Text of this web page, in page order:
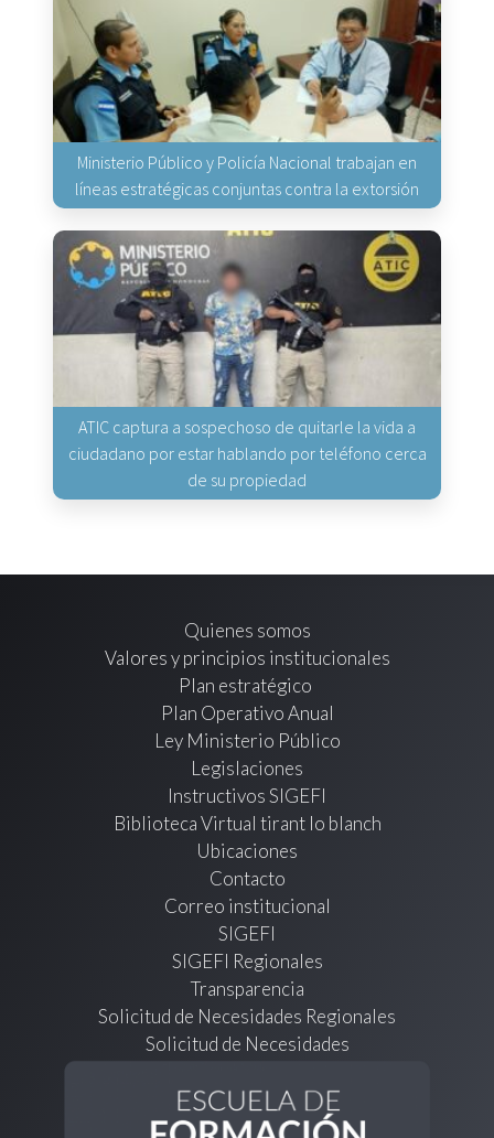
Ministerio Público y Policía Nacional trabajan en
líneas estratégicas conjuntas contra la extorsión
ATIC captura a sospechoso de quitarle la vida a
ciudadano por estar hablando por teléfono cerca
de su propiedad
Quienes somos
Valores y principios institucionales
Plan estratégico
Plan Operativo Anual
Ley Ministerio Público
Legislaciones
Instructivos SIGEFI
Biblioteca Virtual tirant lo blanch
Ubicaciones
Contacto
Correo institucional
SIGEFI
SIGEFI Regionales
Transparencia
Solicitud de Necesidades Regionales
Solicitud de Necesidades